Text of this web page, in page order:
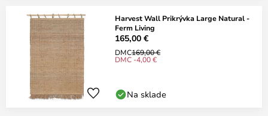
Harvest Wall Prikrývka Large Natural -
Ferm Living
165,00 €
DMC169,00 €
DMC -4,00 €
Na sklade